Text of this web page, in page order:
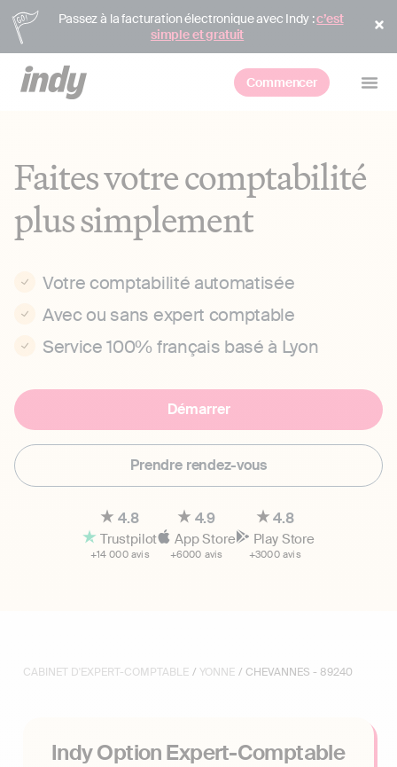
Passez à la facturation électronique avec Indy :c’est
simple et gratuit
Commencer
Faites votre comptabilité
plus simplement
Votre comptabilité automatisée
Avec ou sans expert comptable
Service 100% français basé à Lyon
Démarrer
Prendre rendez-vous
4.8
Trustpilot
+14 000 avis
4.9
App Store
+6000 avis
4.8
Play Store
+3000 avis
CABINET D'EXPERT-COMPTABLE / YONNE / CHEVANNES - 89240
Indy Option Expert-Comptable